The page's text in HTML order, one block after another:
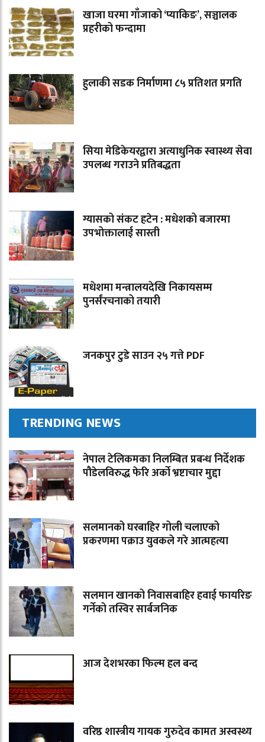
खाजा घरमा गाँजाको ‘प्याकिङ’, सञ्चालक
प्रहरीको फन्दामा
हुलाकी सडक निर्माणमा ८५ प्रतिशत प्रगति
सिया मेडिकेयरद्वारा अत्याधुनिक स्वास्थ्य सेवा
उपलब्ध गराउने प्रतिबद्धता
ग्यासको संकट हटेन : मधेशको बजारमा
उपभोक्तालाई सास्ती
मधेशमा मन्त्रालयदेखि निकायसम्म
पुनर्संरचनाको तयारी
जनकपुर टुडे साउन २५ गत्ते PDF
TRENDING NEWS
नेपाल टेलिकमका निलम्बित प्रबन्ध निर्देशक
पौडेलविरुद्ध फेरि अर्को भ्रष्टाचार मुद्दा
सलमानको घरबाहिर गोली चलाएको
प्रकरणमा पक्राउ युवकले गरे आत्महत्या
सलमान खानको निवासबाहिर हवाई फायरिङ
गर्नेको तस्विर सार्बजनिक
आज देशभरका फिल्म हल बन्द
वरिष्ठ शास्त्रीय गायक गुरुदेव कामत अस्वस्थ्य